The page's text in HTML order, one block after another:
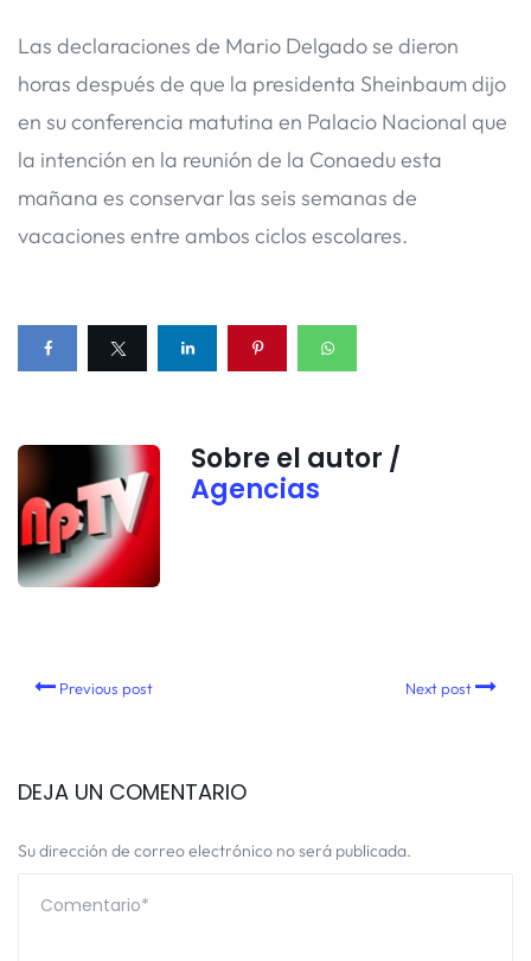
Las declaraciones de Mario Delgado se dieron
horas después de que la presidenta Sheinbaum dijo
en su conferencia matutina en Palacio Nacional que
la intención en la reunión de la Conaedu esta
mañana es conservar las seis semanas de
vacaciones entre ambos ciclos escolares.
Sobre el autor /
Agencias
Previous post Next post
DEJA UN COMENTARIO
Su dirección de correo electrónico no será publicada.